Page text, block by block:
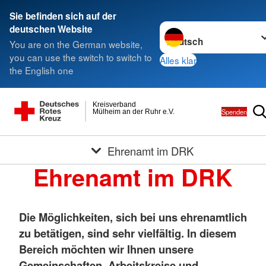
Sie befinden sich auf der
deutschen Website
You are on the German website,
you can use the switch to switch to
the English one
Sprache wechseln zu
Alles klar
Mülheim an der Ruhr e.V.
Kreisverband
Spenden
Ehrenamt im DRK
Ehrenamt im DRK
Die Möglichkeiten, sich bei uns ehrenamtlich
zu betätigen, sind sehr vielfältig. In diesem
Bereich möchten wir Ihnen unsere